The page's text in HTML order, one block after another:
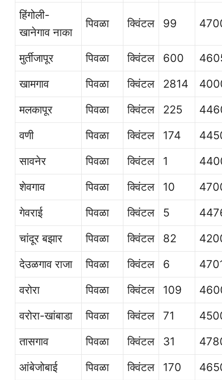
हिंगोली-
खानेगाव नाका
पिवळा क्विंटल 99
मुर्तीजापूर पिवळा क्विंटल 600
खामगाव
पिवळा क्विंटल 2814
मलकापूर
पिवळा क्विंटल 225
वणी
पिवळा क्विंटल 174
सावनेर
पिवळा क्विंटल 1
शेवगाव
पिवळा क्विंटल 10
गेवराई
पिवळा क्विंटल 5
चांदूर बझार
पिवळा क्विंटल 82
देउळगाव राजा
पिवळा क्विंटल 6
वरोरा
पिवळा क्विंटल 109
वरोरा-खांबाडा
पिवळा क्विंटल 71
तासगाव
पिवळा क्विंटल 31
आंबेजोबाई
पिवळा क्विंटल 170